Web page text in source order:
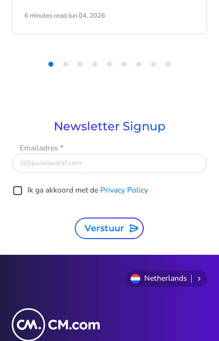
voor stap mee door de transitie, de acties
6 minutes read·Jun 04, 2026
Newsletter Signup
Emailadres *
Ik ga akkoord met de Privacy Policy
Verstuur
Netherlands